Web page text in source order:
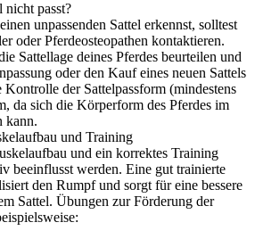
nicht passt?
unpassenden Sattel erkennst, solltest
oder Pferdeosteopathen kontaktieren.
Sattellage deines Pferdes beurteilen und
oder den Kauf eines neuen Sattels
Kontrolle der Sattelpassform (mindestens
da sich die Körperform des Pferdes im
kann.
und Training
und ein korrektes Training
beeinflusst werden. Eine gut trainierte
den Rumpf und sorgt für eine bessere
Sattel. Übungen zur Förderung der